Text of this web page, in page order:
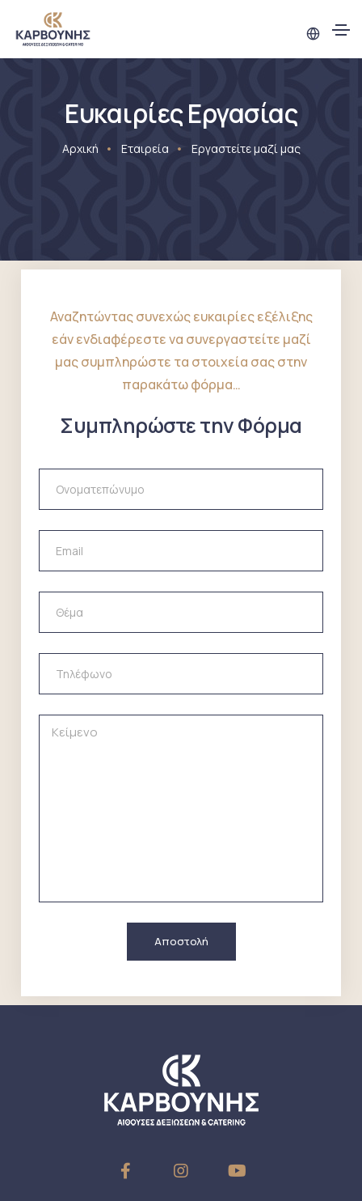
Ευκαιρίες Εργασίας
Αρχική Εταιρεία Εργαστείτε μαζί μας
Αναζητώντας συνεχώς ευκαιρίες εξέλιξης
εάν ενδιαφέρεστε να συνεργαστείτε μαζί
μας συμπληρώστε τα στοιχεία σας στην
παρακάτω φόρμα…
Συμπληρώστε την Φόρμα
Αποστολή